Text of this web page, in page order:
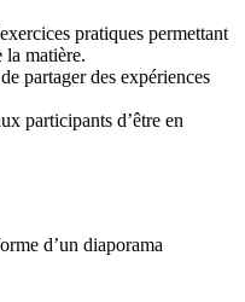
pratiques permettant
la matière.
partager des expériences
participants d’être en
d’un diaporama